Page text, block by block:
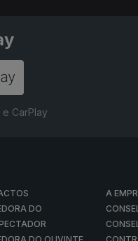
CarPlay
DO
A